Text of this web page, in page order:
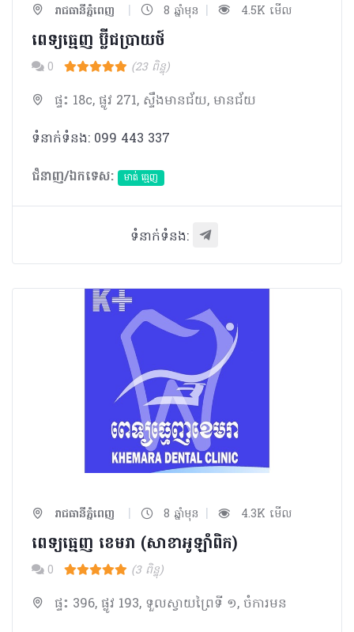
រាជធានីភ្នំពេញ | 8 ឆ្នាំមុន | 4.5K មើល
ពេទ្យធ្មេញ ប្ល៊ីជប្រាយថ៍
0 (23 ពិន្ទុ)
ផ្ទះ 18c, ផ្លូវ 271, ស្ទឹងមានជ័យ, មានជ័យ
ទំនាក់ទំនង: 099 443 337
ជំនាញ/ឯកទេស:
មាត់ ធ្មេញ
ទំនាក់ទំនង:
រាជធានីភ្នំពេញ | 8 ឆ្នាំមុន | 4.3K មើល
ពេទ្យធ្មេញ ខេមរា (សាខាអូឡាំពិក)
0 (3 ពិន្ទុ)
ផ្ទះ 396, ផ្លូវ 193, ទួលស្វាយព្រៃទី ១, ចំការមន